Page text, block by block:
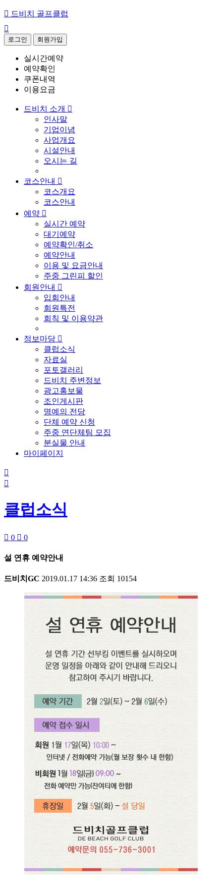
 드비치 골프클럽

로그인 회원가입
실시간예약
예약확인
쿠폰내역
이용요금
드비치 소개 
인사말
기업이념
사업개요
시설안내
오시는 길
코스안내 
코스개요
코스안내
예약 
실시간 예약
대기예약
예약확인/취소
예약안내
이용 및 요금안내
주중 그린피 할인
회원안내 
입회안내
회원특전
회칙 및 이용약관
정보마당 
클럽소식
자료실
포토갤러리
드비치 주변정보
광고홍보물
조인게시판
명예의 전당
단체 예약 신청
주중 연단체팀 모집
분실물 안내
마이페이지


클럽소식
 0  0
설 연휴 예약안내
드비치GC 2019.01.17 14:36 조회 10154